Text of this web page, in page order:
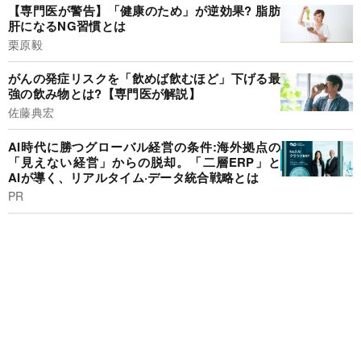
【専門医が警告】「健康のため」が逆効果? 脂肪
肝になるNG習慣とは
栗原毅
がんの発症リスクを「飲めば飲むほど」下げる最
強の飲み物とは?【専門医が解説】
佐藤典宏
AI時代に勝つグローバル経営の条件:海外拠点の
「見えない経営」からの脱却。「二層ERP」と
AIが導く、リアルタイム·データ統合戦略とは
PR